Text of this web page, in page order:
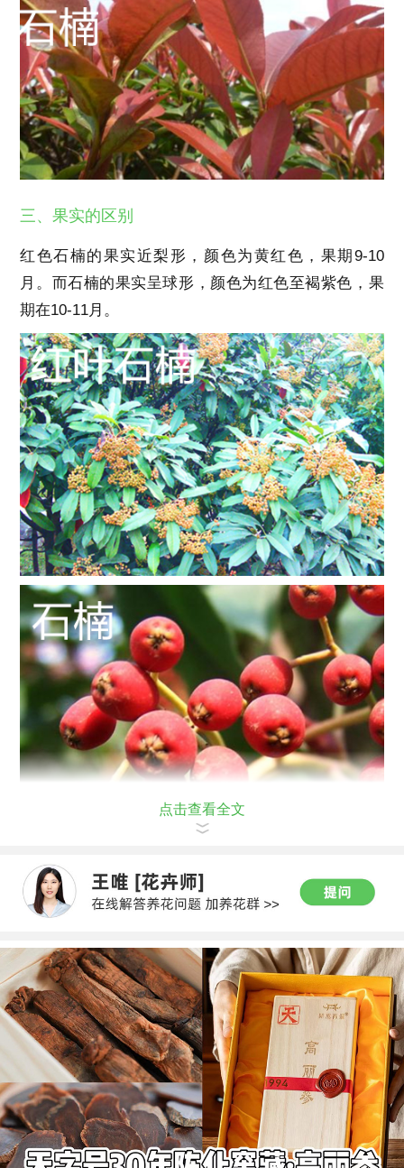
三、果实的区别
红色石楠的果实近梨形，颜色为黄红色，果期9-10
月。而石楠的果实呈球形，颜色为红色至褐紫色，果
期在10-11月。
点击查看全文